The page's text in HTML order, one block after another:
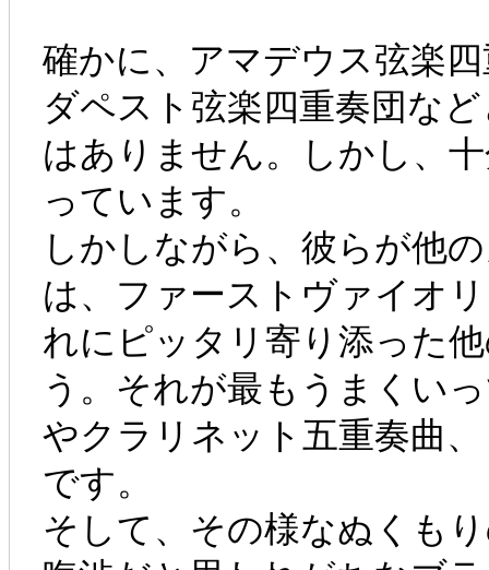
確かに、アマデウス弦楽
ダペスト弦楽四重奏団な
はありません。しかし、
っています。
しかしながら、彼らが他
は、ファーストヴァイオ
れにピッタリ寄り添った
う。それが最もうまくい
やクラリネット五重奏曲
です。
そして、その様なぬくも